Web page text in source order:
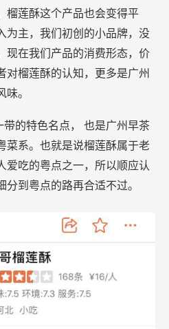
榴莲酥这个产品也会变得平
为主，我们初创的小品牌，没
现在我们产品的消费形态，价
对榴莲酥的认知，更多是广州
。
的特色名点， 也是广州早茶
菜系。也就是说榴莲酥属于老
爱吃的粤点之一，所以顺应认
到粤点的路再合适不过。